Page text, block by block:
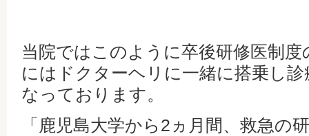
当院ではこのように卒後研修医制
にはドクターヘリに一緒に搭乗し
なっております。
「鹿児島大学から2ヵ月間、救急の